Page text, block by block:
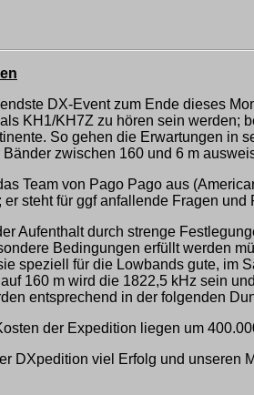
DX-Event zum Ende dieses
KH1/KH7Z zu hören sein werden;
So gehen die Erwartungen in
zwischen 160 und 6 m
Team von Pago Pago aus
er steht für ggf anfallende Fragen
Aufenthalt durch strenge
Bedingungen erfüllt werden
speziell für die Lowbands gute, im
160 m wird die 1822,5 kHz sein
entsprechend in der folgenden
der Expedition liegen um
DXpedition viel Erfolg und unseren